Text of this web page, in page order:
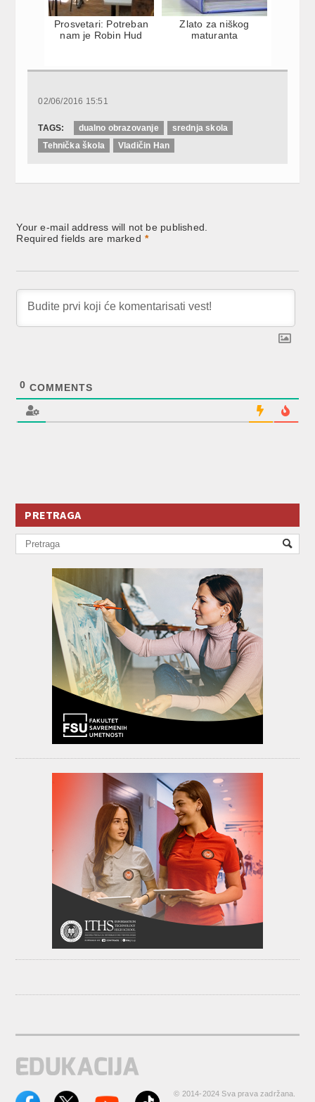
Prosvetari: Potreban
nam je Robin Hud
Zlato za niškog
maturanta
02/06/2016 15:51
TAGS: dualno obrazovanje
srednja skola
Tehnička škola
Vladičin Han
Your e-mail address will not be published.
Required fields are marked *
0 COMMENTS
PRETRAGA
© 2014-2024 Sva prava zadržana.